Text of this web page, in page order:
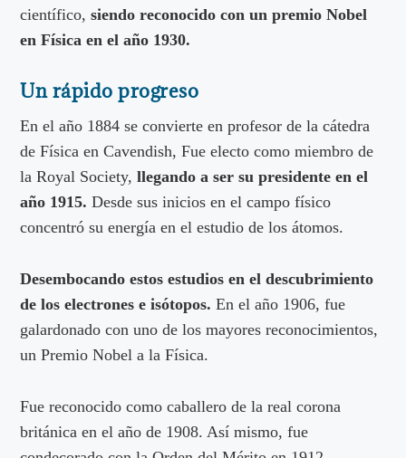
científico,siendo reconocido con un premio Nobel
en Física en el año 1930.
Un rápido progreso
En el año 1884 se convierte en profesor de la cátedra
de Física en Cavendish, Fue electo como miembro de
la Royal Society,llegando a ser su presidente en el
año 1915. Desde sus inicios en el campo físico
concentró su energía en el estudio de los átomos.
Desembocando estos estudios en el descubrimiento
de los electrones e isótopos. En el año 1906, fue
galardonado con uno de los mayores reconocimientos,
un Premio Nobel a la Física.
Fue reconocido como caballero de la real corona
británica en el año de 1908. Así mismo, fue